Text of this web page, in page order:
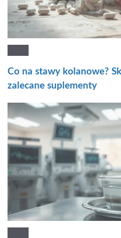
Co na stawy kolanowe?
zalecane suplementy